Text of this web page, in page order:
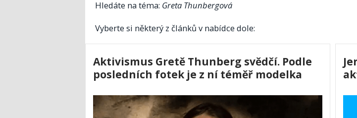
Hledáte na téma: Greta Thunbergová
Vyberte si některý z článků v nabídce dole:
Aktivismus Gretě Thunberg svědčí. Podle
posledních fotek je z ní téměř modelka